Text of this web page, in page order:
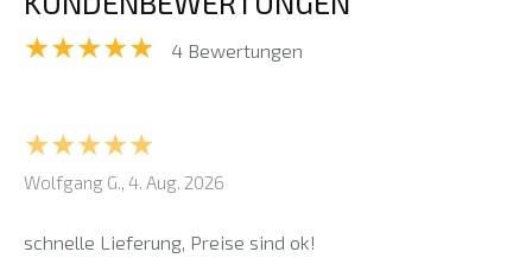
★★★★★
4 Bewertungen
★★★★★
Wolfgang G., 4. Aug. 2026
schnelle Lieferung, Preise sind ok!